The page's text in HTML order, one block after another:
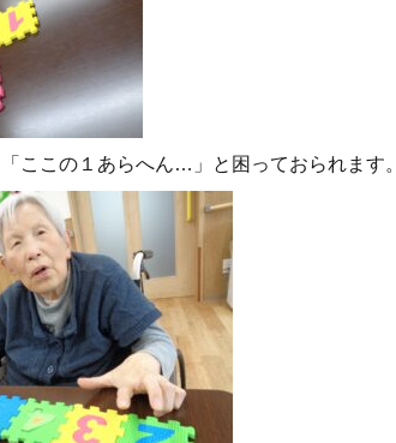
ここの１あらへん…」と困っておられます。